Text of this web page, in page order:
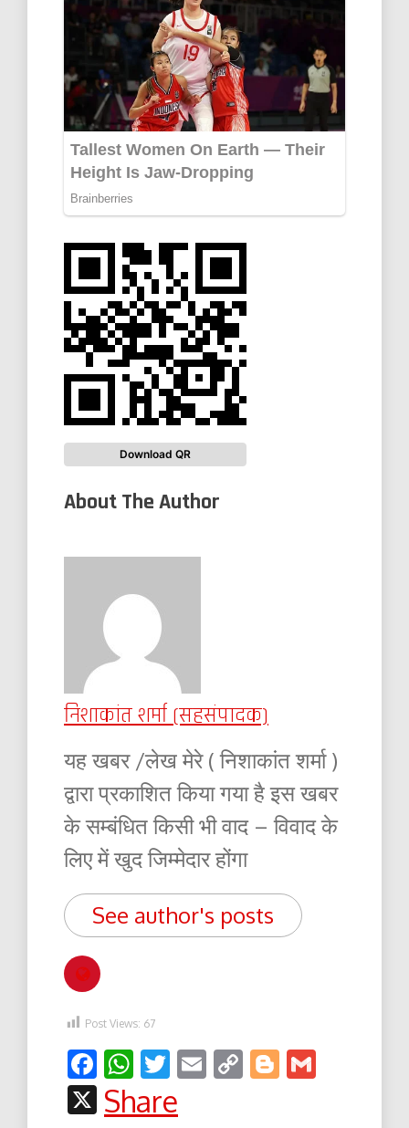
Download QR
About The Author
निशाकांत शर्मा (सहसंपादक)
यह खबर /लेख मेरे ( निशाकांत शर्मा )
द्वारा प्रकाशित किया गया है इस खबर
के सम्बंधित किसी भी वाद – विवाद के
लिए में खुद जिम्मेदार होंगा
See author's posts
Post Views: 67
Facebook
WhatsApp
Twitter
EmailCopyBlogger
X
Share